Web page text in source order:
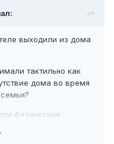
выходили из дома
тактильно как
дома во время
физические
ложиться